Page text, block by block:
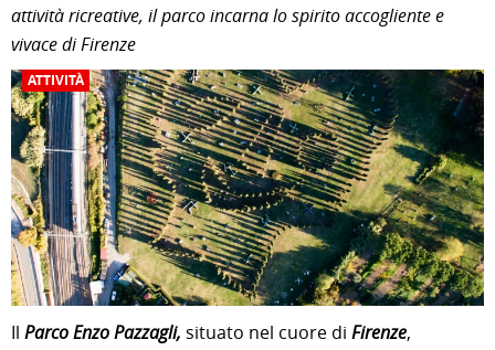
attività ricreative, il parco incarna lo spirito accogliente e
vivace di Firenze
ATTIVITÀ
Il Parco Enzo Pazzagli, situato nel cuore di Firenze,